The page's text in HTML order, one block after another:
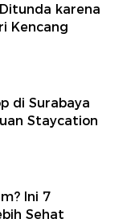
karena
Kencang
di Surabaya
Staycation
Ini 7
Sehat